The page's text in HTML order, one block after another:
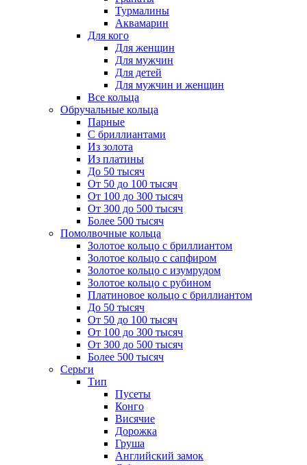
Турмалины
Аквамарин
Для кого
Для женщин
Для мужчин
Для детей
Для мужчин и женщин
Все кольца
Обручальные кольца
Парные
С бриллиантами
Из золота
Из платины
До 50 тысяч
От 50 до 100 тысяч
От 100 до 300 тысяч
От 300 до 500 тысяч
Более 500 тысяч
Помолвочные кольца
Золотое кольцо с бриллиантом
Золотое кольцо с сапфиром
Золотое кольцо с изумрудом
Золотое кольцо с рубином
Платиновое кольцо с бриллиантом
До 50 тысяч
От 50 до 100 тысяч
От 100 до 300 тысяч
От 300 до 500 тысяч
Более 500 тысяч
Серьги
Тип
Пусеты
Конго
Висячие
Дорожка
Груша
Английский замок